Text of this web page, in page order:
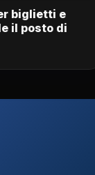
biglietti e
il posto di